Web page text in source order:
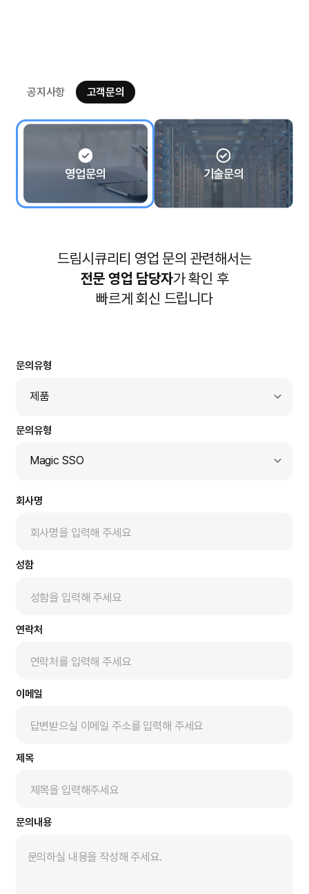
공지사항 고객문의
영업문의 기술문의
드림시큐리티 영업 문의 관련해서는
전문 영업 담당자가 확인 후
빠르게 회신 드립니다
문의유형
제품
솔루션
기타
Magic SSO​
MagicLine Hub
Magic SecuTX
Magic Line for Web​
Secu Face​
Magic DID​
Magic EAM
Magic IAM
Magic LineMD​
회사명
성함
연락처
이메일
제목
문의내용